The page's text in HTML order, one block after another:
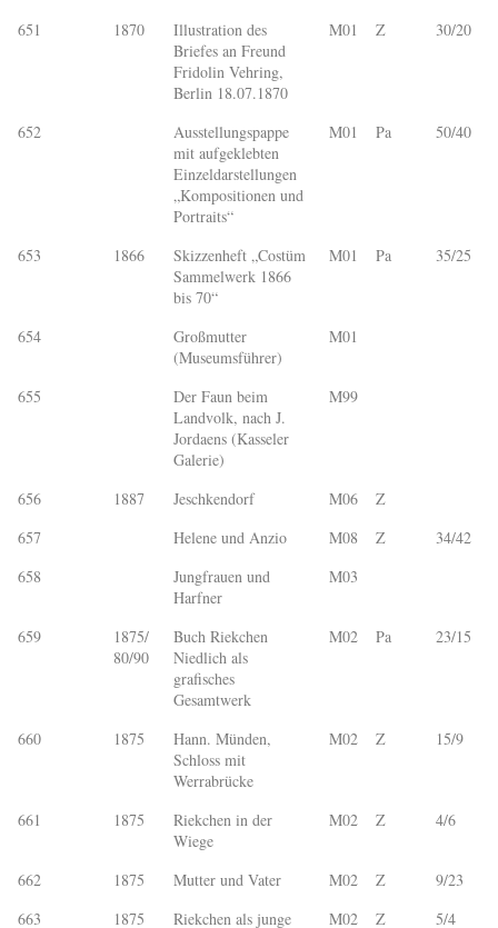
651 1870
Illustration des
Briefes an Freund
Fridolin Vehring,
Berlin 18.07.1870
M01 Z 30/20
652
Ausstellungspappe
mit aufgeklebten
Einzeldarstellungen
„Kompositionen und
Portraits“
M01 Pa 50/40
653 1866
Skizzenheft „Costüm
Sammelwerk 1866
bis 70“
M01 Pa 35/25
654
Großmutter
(Museumsführer)
M01
655
Der Faun beim
Landvolk, nach J.
Jordaens (Kasseler
Galerie)
M99
656 1887 Jeschkendorf M06
Z
657
Helene und Anzio M08 Z
34/42
658
Jungfrauen und
Harfner
M03
659
1875/
80/90
Buch Riekchen
Niedlich als
grafisches
Gesamtwerk
M02 Pa 23/15
660 1875
Hann. Münden,
Schloss mit
Werrabrücke
M02 Z 15/9
661 1875
Riekchen in der
Wiege
M02 Z 4/6
662 1875 Mutter und Vater M02 Z
9/23
663
1875
Riekchen als junge
M02 Z 5/4